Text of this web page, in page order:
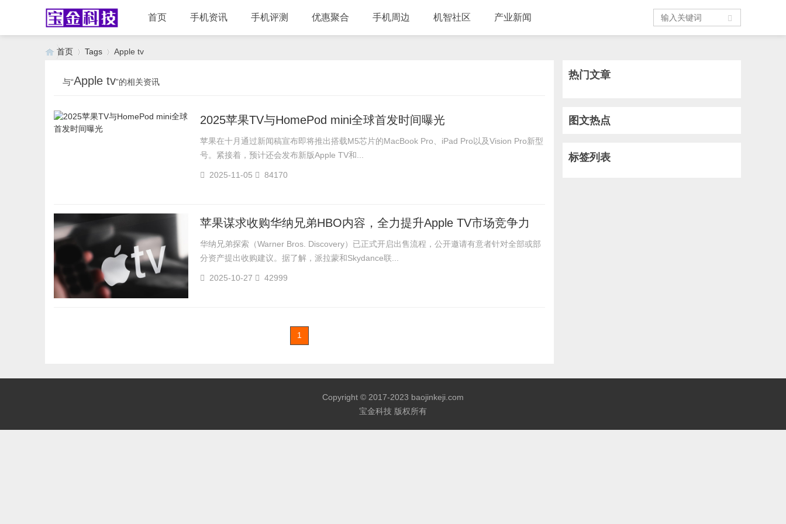
首页 手机资讯 手机评测 优惠聚合 手机周边 机智社区 产业新闻
首页 Tags Apple tv
与“Apple tv”的相关资讯
2025苹果TV与HomePod mini全球首发时间曝光
苹果在十月通过新闻稿宣布即将推出搭载M5芯片的MacBook Pro、iPad Pro以及Vision Pro新型
号。紧接着，预计还会发布新版Apple TV和...
2025-11-05 84170
苹果谋求收购华纳兄弟HBO内容，全力提升Apple TV市场竞争力
华纳兄弟探索（Warner Bros. Discovery）已正式开启出售流程，公开邀请有意者针对全部或部
分资产提出收购建议。据了解，派拉蒙和Skydance联...
2025-10-27 42999
1
热门文章
图文热点
标签列表
Copyright © 2017-2023 baojinkeji.com
宝金科技 版权所有